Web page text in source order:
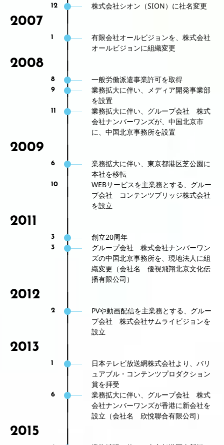
12 株式会社シオン（SION）に社名変更
2007
1
有限会社オールビジョンを、株式会社
オールビジョンに組織変更
2008
8 一般労働派遣事業許可を取得
9
業務拡大に伴い、メディア開発事業部
を設置
11
業務拡大に伴い、グループ会社 株式
会社ナンバーワンズが、中国北京市
に、中国北京事務所を設置
2009
6
業務拡大に伴い、東京都港区芝公園に
本社を移転
10
WEBサービスを主業務とする、グルー
プ会社 コンテンツブリッジ株式会社
を設立
2011
3 創立20周年
3
グループ会社 株式会社ナンバーワン
ズの中国北京事務所を、現地法人に組
織変更（会社名 優視飛翔北京文化伝
播有限公司）
2012
2
PVや動画配信を主業務とする、グルー
プ会社 株式会社サムライビジョンを
設立
2013
1
日本テレビ放送網株式会社より、バリ
ュアブル・コンテンツプロダクション
賞を拝受
6
業務拡大に伴い、グループ会社 株式
会社ナンバーワンズが香港に新会社を
設立（会社名 欣悅聯合有限公司）
2015